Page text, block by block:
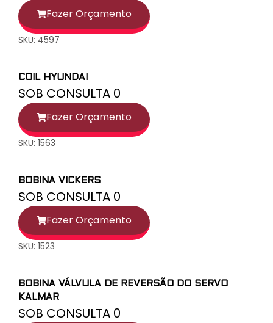
Fazer Orçamento
SKU: 4597
COIL HYUNDAI
SOB CONSULTA 0
Fazer Orçamento
SKU: 1563
BOBINA VICKERS
SOB CONSULTA 0
Fazer Orçamento
SKU: 1523
BOBINA VÁLVULA DE REVERSÃO DO SERVO
KALMAR
SOB CONSULTA 0